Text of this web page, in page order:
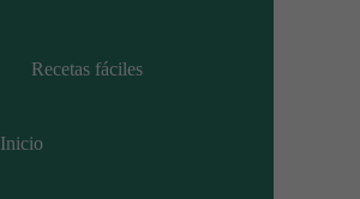
Recetas fáciles
Inicio